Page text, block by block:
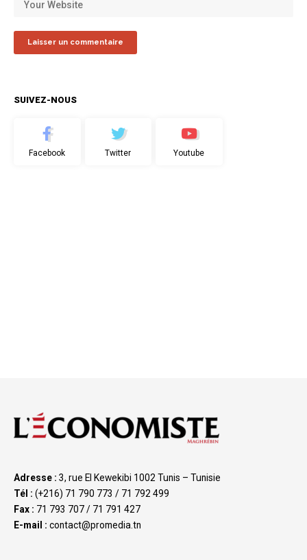
SUIVEZ-NOUS
Facebook Twitter Youtube
Adresse : 3, rue El Kewekibi 1002 Tunis – Tunisie
Tél : (+216) 71 790 773 / 71 792 499
Fax : 71 793 707 / 71 791 427
E-mail : contact@promedia.tn